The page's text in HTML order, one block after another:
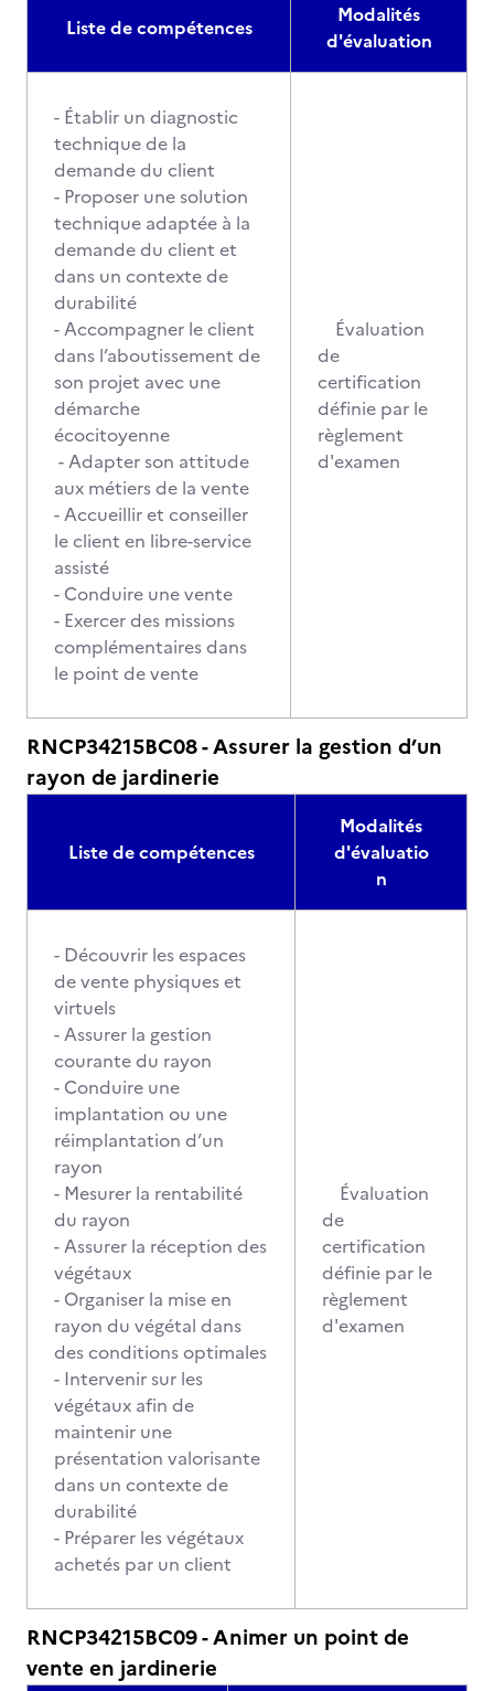
Liste de compétences
Modalités
d'évaluation
- Établir un diagnostic
technique de la
demande du client
- Proposer une solution
technique adaptée à la
demande du client et
dans un contexte de
durabilité
- Accompagner le client
dans l’aboutissement de
son projet avec une
démarche
écocitoyenne
- Adapter son attitude
aux métiers de la vente
- Accueillir et conseiller
le client en libre-service
assisté
- Conduire une vente
- Exercer des missions
complémentaires dans
le point de vente
Évaluation
de
certification
définie par le
règlement
d'examen
RNCP34215BC08 - Assurer la gestion d’un
rayon de jardinerie
Liste de compétences
Modalités
d'évaluatio
n
- Découvrir les espaces
de vente physiques et
virtuels
- Assurer la gestion
courante du rayon
- Conduire une
implantation ou une
réimplantation d’un
rayon
- Mesurer la rentabilité
du rayon
- Assurer la réception des
végétaux
- Organiser la mise en
rayon du végétal dans
des conditions optimales
- Intervenir sur les
végétaux afin de
maintenir une
présentation valorisante
dans un contexte de
durabilité
- Préparer les végétaux
achetés par un client
Évaluation
de
certification
définie par le
règlement
d'examen
RNCP34215BC09 - Animer un point de
vente en jardinerie